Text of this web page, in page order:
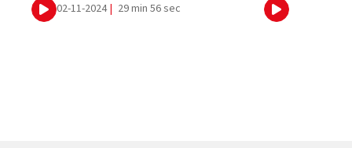
Ecouter
02-11-2024 | 29 min 56 sec Ecouter